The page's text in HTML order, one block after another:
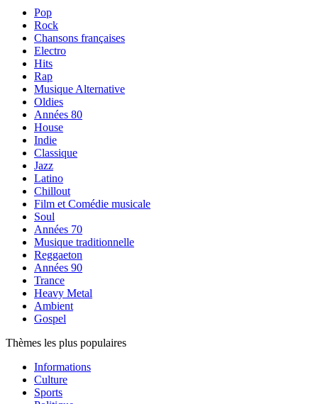
Pop
Rock
Chansons françaises
Electro
Hits
Rap
Musique Alternative
Oldies
Années 80
House
Indie
Classique
Jazz
Latino
Chillout
Film et Comédie musicale
Soul
Années 70
Musique traditionnelle
Reggaeton
Années 90
Trance
Heavy Metal
Ambient
Gospel
Thèmes les plus populaires
Informations
Culture
Sports